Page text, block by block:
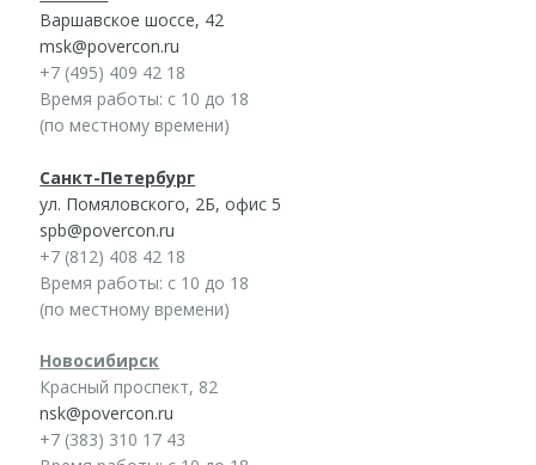
Варшавское шоссе, 42
msk@povercon.ru
+7 (495) 409 42 18
Время работы: с 10 до 18
(по местному времени)
Санкт-Петербург
ул. Помяловского, 2Б, офис 5
spb@povercon.ru
+7 (812) 408 42 18
Время работы: с 10 до 18
(по местному времени)
Новосибирск
Красный проспект, 82
nsk@povercon.ru
+7 (383) 310 17 43